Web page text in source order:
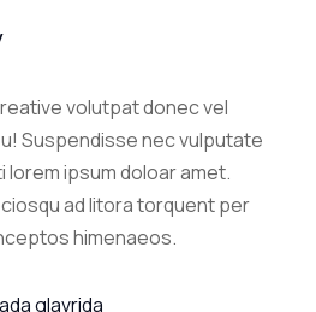
volutpat donec vel
Suspendisse nec vulputate
lorem ipsum doloar amet.
ad litora torquent per
himenaeos.
glavrida